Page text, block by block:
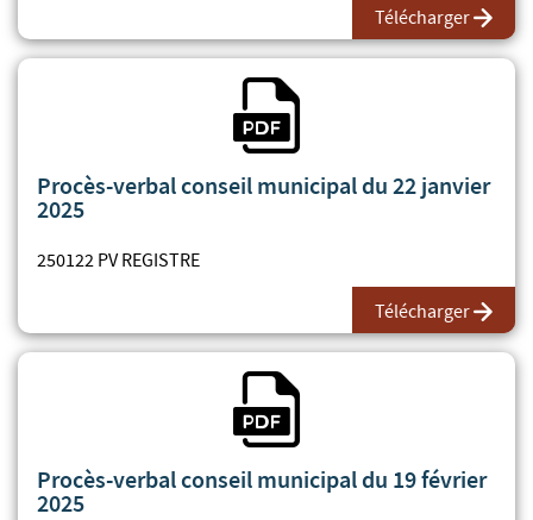
Télécharger
Procès-verbal conseil municipal du 22 janvier
2025
250122 PV REGISTRE
Télécharger
Procès-verbal conseil municipal du 19 février
2025